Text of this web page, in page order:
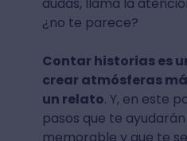
¿no te parece?
Contar historias es
crear atmósferas
un relato. Y, en este
pasos que te